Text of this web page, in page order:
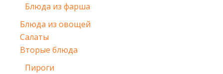
Блюда из фарша
Блюда из овощей
Салаты
Вторые блюда
Пироги